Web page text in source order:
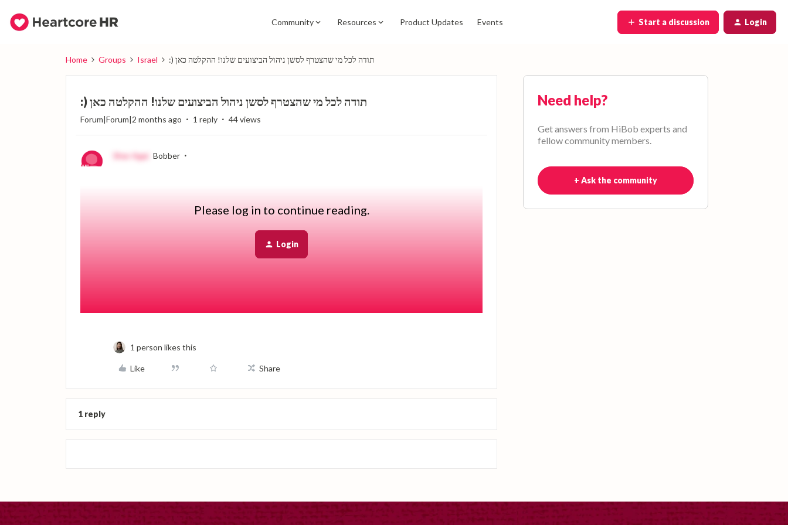
Community Resources Product Updates Events Start a discussion Login
Home Groups Israel :) תודה לכל מי שהצטרף לסשן ניהול הביצועים שלנו! ההקלטה כאן
:) תודה לכל מי שהצטרף לסשן ניהול הביצועים שלנו! ההקלטה כאן
Forum|Forum|2 months ago 1 reply 44 views
Sher Agai Bobber
נשמח כמובן להמשיך את השיח כאן בקהילה, אם עלו לכם שאלות נוספות, רעיונות או אתגרים סביב התהליכים שלכם,
Please log in to continue reading.
Login
1 person likes this
Like Share
1 reply
Need help?
Get answers from HiBob experts and
fellow community members.
+ Ask the community